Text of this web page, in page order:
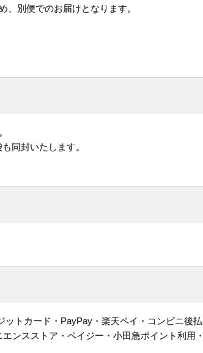
別便でのお届けとなります。
同封いたします。
トカード・PayPay・楽天ペイ・コンビニ後払
ンスストア・ペイジー・小田急ポイント利用・